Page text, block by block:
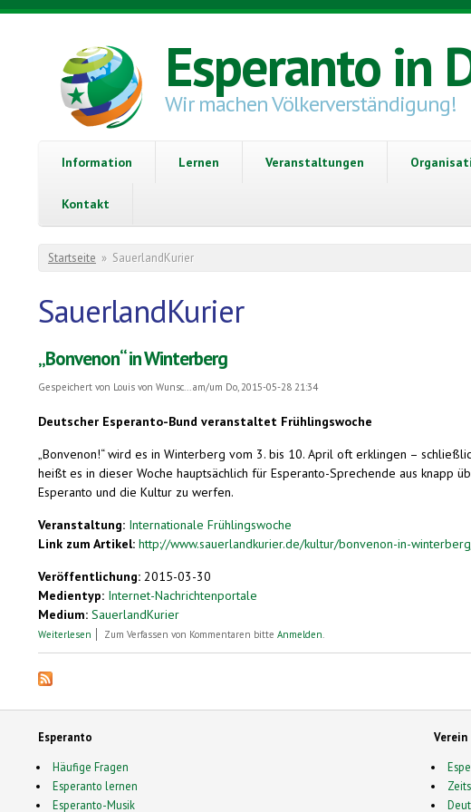
Direkt zum Inhalt
Esperanto in
Wir machen Völkerverständigung!
Information Lernen Veranstaltungen
Kontakt
Sie sind hier
Startseite » SauerlandKurier
SauerlandKurier
„Bonvenon“ in Winterberg
Gespeichert von Louis von Wunsc...am/um Do, 2015-05-28 21:34
Deutscher Esperanto-Bund veranstaltet Frühlingswoche
„Bonvenon!“ wird es in Winterberg vom 3. bis 10. April oft erklingen –
heißt es in dieser Woche hauptsächlich für Esperanto-Sprechende aus knapp
Esperanto und die Kultur zu werfen.
Veranstaltung: Internationale Frühlingswoche
Link zum Artikel: http://www.sauerlandkurier.de/kultur/bonvenon-in-
Veröffentlichung: 2015-03-30
Medientyp: Internet-Nachrichtenportale
Medium: SauerlandKurier
Weiterlesen über „Bonvenon“ in Winterberg
Zum Verfassen von Kommentaren bitte Anmelden.
Esperanto
Häufige Fragen
Esperanto lernen
Esperanto-Musik
Verein